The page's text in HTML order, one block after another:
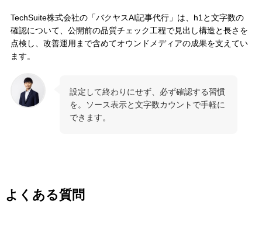
TechSuite株式会社の「バクヤスAI記事代行」は、h1と文字数の
確認について、公開前の品質チェック工程で見出し構造と長さを
点検し、改善運用まで含めてオウンドメディアの成果を支えてい
ます。
設定して終わりにせず、必ず確認する習慣
を。ソース表示と文字数カウントで手軽に
できます。
よくある質問